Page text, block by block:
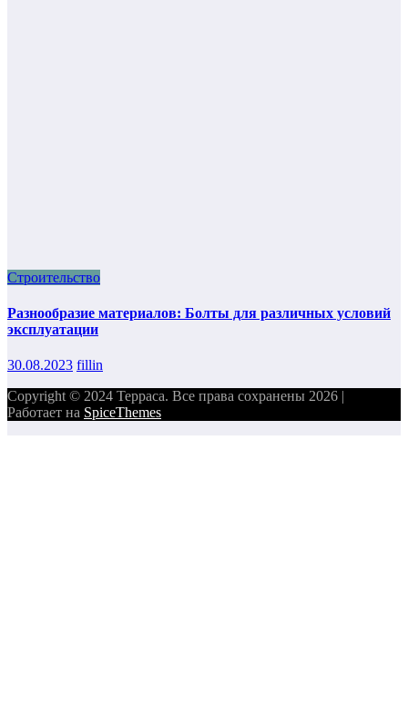
Строительство
Разнообразие материалов: Болты для различных условий
эксплуатации
30.08.2023 fillin
Copyright © 2024 Терраса. Все права сохранены 2026 |
Работает на SpiceThemes